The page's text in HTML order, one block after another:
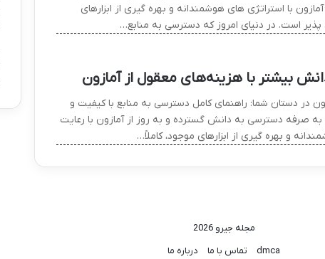
با استراتژی های هوشمندانه و بهره گیری از ابزارهای
پذیر است. در دنیای امروز که دسترسی به منابع…
بیشتر با هزینه‌های معقول از آمازون
در دستان شما: راهنمای کامل دسترسی به منابع با کیفیت و
صرفه دسترسی به دانش گسترده و به روز از آمازون با رعایت
و بهره گیری از ابزارهای موجود، کاملاً…
مجله جیرو 2026
dmca
تماس با ما درباره ما